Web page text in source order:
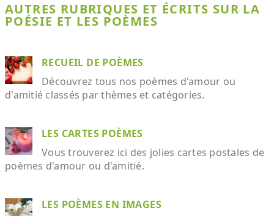
AUTRES RUBRIQUES ET ÉCRITS SUR LA
POÉSIE ET LES POÈMES
RECUEIL DE POÈMES
Découvrez tous nos poèmes d'amour ou
d'amitié classés par thèmes et catégories.
LES CARTES POÈMES
Vous trouverez ici des jolies cartes postales de
poèmes d'amour ou d'amitié.
LES POÈMES EN IMAGES